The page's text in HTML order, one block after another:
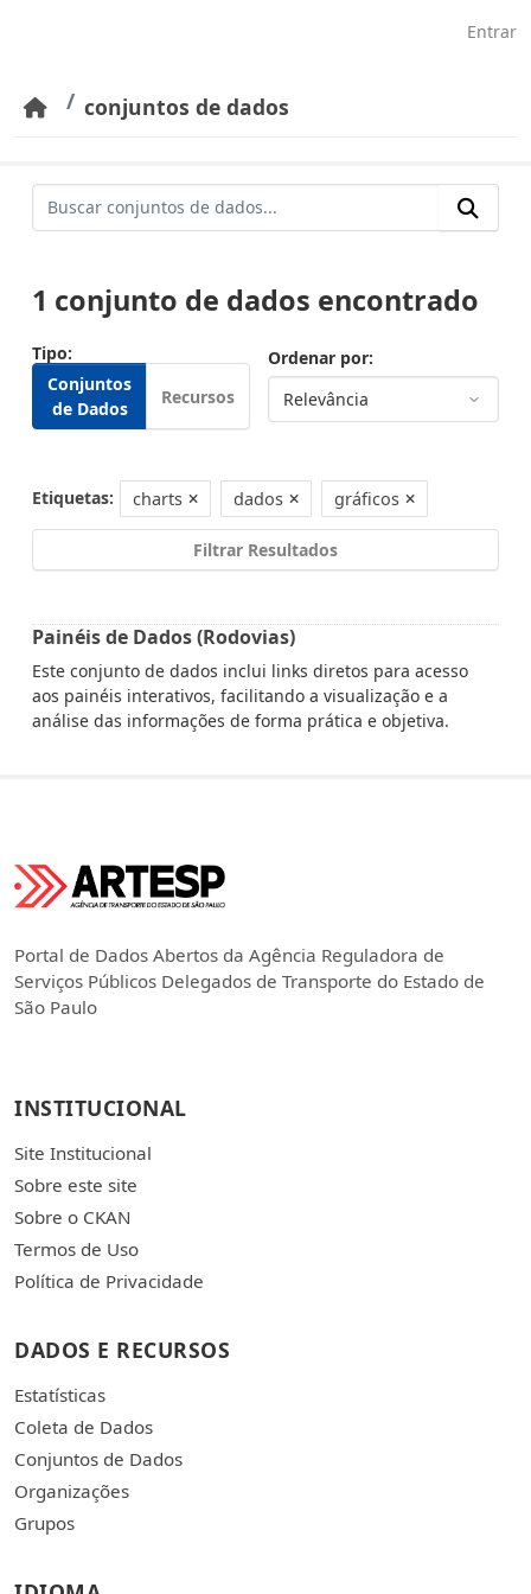
Entrar
conjuntos de dados
1 conjunto de dados encontrado
Tipo
Conjuntos
de Dados
Recursos
Ordenar por
Etiquetas: charts dados gráficos
Filtrar Resultados
Painéis de Dados (Rodovias)
Este conjunto de dados inclui links diretos para acesso
aos painéis interativos, facilitando a visualização e a
análise das informações de forma prática e objetiva.
Portal de Dados Abertos da Agência Reguladora de
Serviços Públicos Delegados de Transporte do Estado de
São Paulo
INSTITUCIONAL
Site Institucional
Sobre este site
Sobre o CKAN
Termos de Uso
Política de Privacidade
DADOS E RECURSOS
Estatísticas
Coleta de Dados
Conjuntos de Dados
Organizações
Grupos